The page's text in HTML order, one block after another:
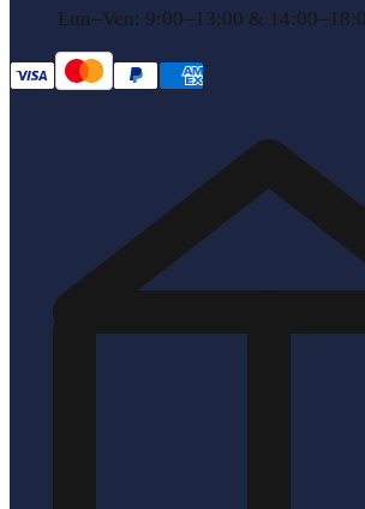
Lun–Ven: 9:00–13:00 &